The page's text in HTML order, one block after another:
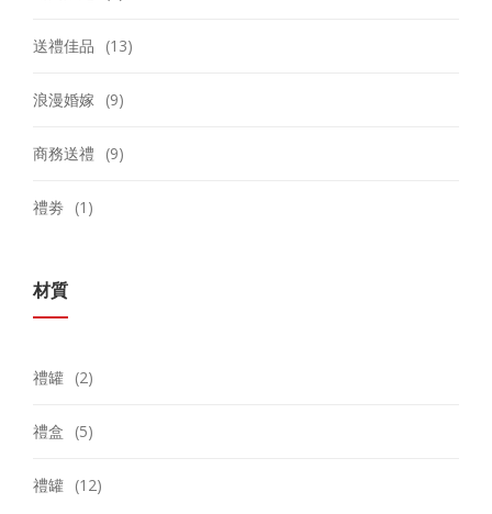
送禮佳品 (13)
浪漫婚嫁 (9)
商務送禮 (9)
禮劵 (1)
材質
禮罐 (2)
禮盒 (5)
禮罐 (12)